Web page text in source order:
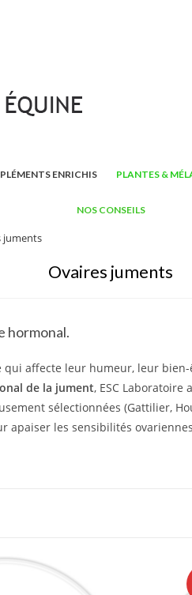
ENRICHIS PLANTES &
NOS CONSEILS
juments
Ovaires juments
hormonal.
affecte leur humeur, leur
de la jument, ESC Laboratoire
sélectionnées (Gattilier,
apaiser les sensibilités